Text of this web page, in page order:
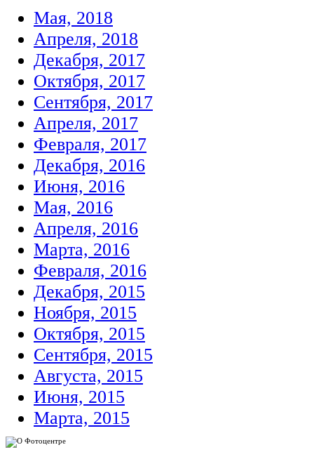
Мая, 2018
Апреля, 2018
Декабря, 2017
Октября, 2017
Сентября, 2017
Апреля, 2017
Февраля, 2017
Декабря, 2016
Июня, 2016
Мая, 2016
Апреля, 2016
Марта, 2016
Февраля, 2016
Декабря, 2015
Ноября, 2015
Октября, 2015
Сентября, 2015
Августа, 2015
Июня, 2015
Марта, 2015